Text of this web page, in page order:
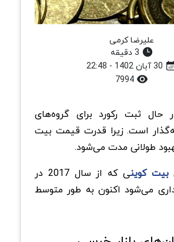
علیرضا کرمی
حال ثبت رکورد برای گروه‌های
است. زیرا قدرت قیمت بیت
طولانی مدت می‌شود.
بیت کوینی که از سال 2017 در
می‌شود اکنون به طور متوسط